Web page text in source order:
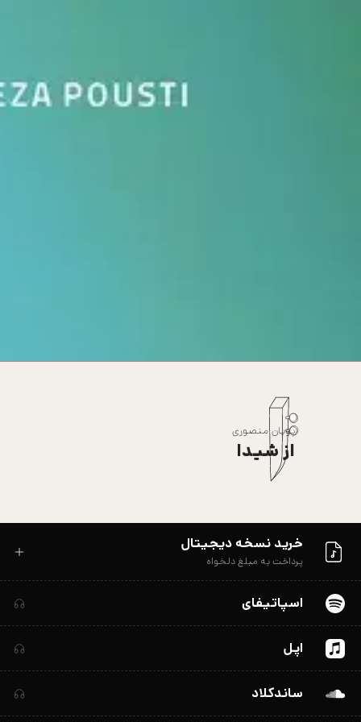
پویان منصوری
از شیدا
خرید نسخه دیجیتال
پرداخت به مبلغ دلخواه
اسپاتیفای
اپل
ساندکلاد